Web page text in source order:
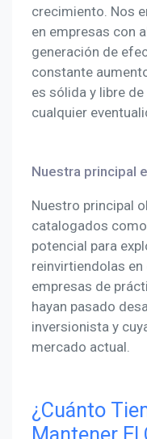
crecimiento. Nos
en empresas con
generación de
constante
es sólida y libre
cualquier
Nuestra principal
Nuestro principal
catalogados
potencial para
reinvirtiendolas
empresas de
hayan pasado
inversionista y
mercado actual.
¿Cuánto
Mantener El